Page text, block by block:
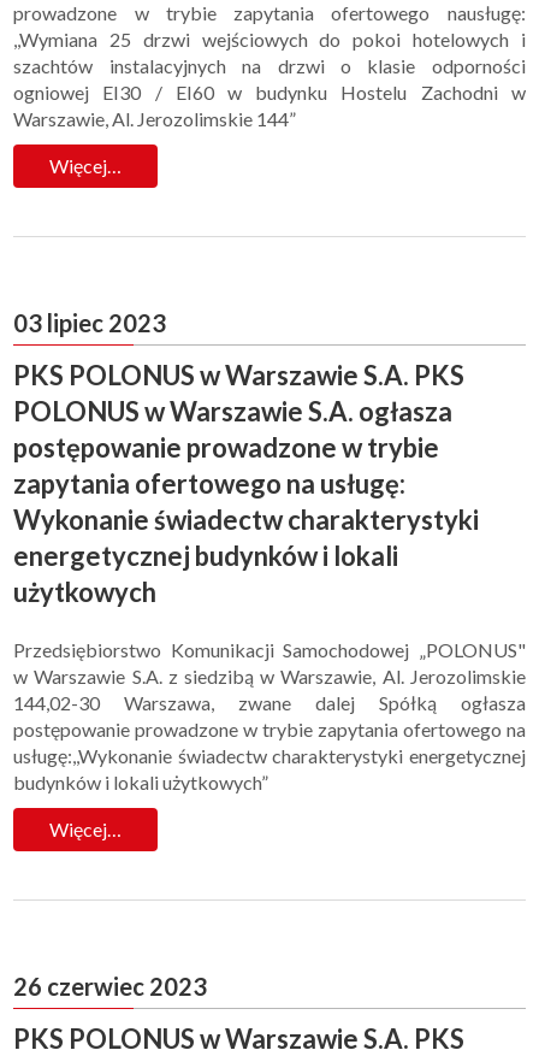
prowadzone w trybie zapytania ofertowego nausługę:
,,Wymiana 25 drzwi wejściowych do pokoi hotelowych i
szachtów instalacyjnych na drzwi o klasie odporności
ogniowej EI30 / EI60 w budynku Hostelu Zachodni w
Warszawie, Al. Jerozolimskie 144”
Więcej…
03 lipiec 2023
PKS POLONUS w Warszawie S.A. PKS
POLONUS w Warszawie S.A. ogłasza
postępowanie prowadzone w trybie
zapytania ofertowego na usługę:
Wykonanie świadectw charakterystyki
energetycznej budynków i lokali
użytkowych
Przedsiębiorstwo Komunikacji Samochodowej „POLONUS"
w Warszawie S.A. z siedzibą w Warszawie, Al. Jerozolimskie
144,02-30 Warszawa, zwane dalej Spółką ogłasza
postępowanie prowadzone w trybie zapytania ofertowego na
usługę:,,Wykonanie świadectw charakterystyki energetycznej
budynków i lokali użytkowych”
Więcej…
26 czerwiec 2023
PKS POLONUS w Warszawie S.A. PKS